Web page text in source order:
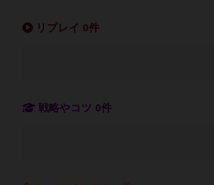
リプレイ 0件
戦略やコツ 0件